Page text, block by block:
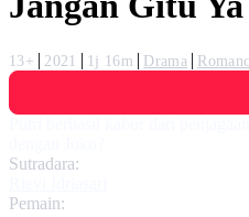
13+ 2021 1j 16m Drama
Sutradara:
Pemain: